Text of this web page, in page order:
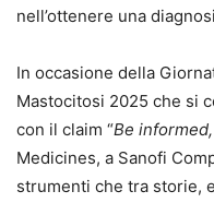
nell’ottenere una
In occasione della
Mastocitosi 2025 che si
con il claim “Be
Medicines, a Sanofi
strumenti che tra storie,